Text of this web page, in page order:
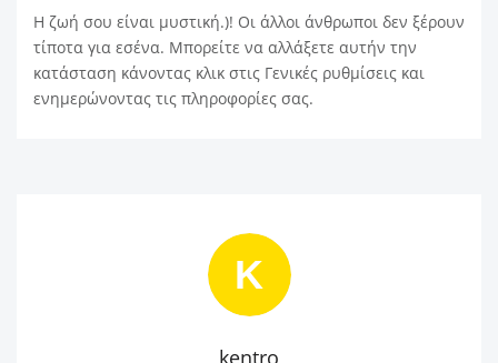
Η ζωή σου είναι μυστική.)! Οι άλλοι άνθρωποι δεν ξέρουν
τίποτα για εσένα. Μπορείτε να αλλάξετε αυτήν την
κατάσταση κάνοντας κλικ στις Γενικές ρυθμίσεις και
ενημερώνοντας τις πληροφορίες σας.
K
kentro